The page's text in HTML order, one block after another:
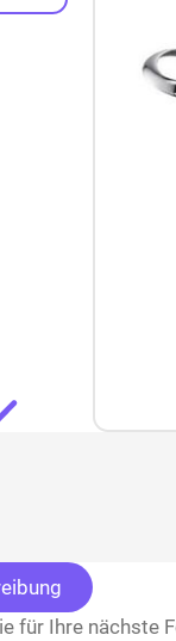
für Ihre nächste